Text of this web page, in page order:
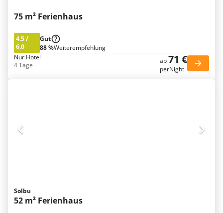
75 m² Ferienhaus
4.5/
6.0
Gut
88 %Weiterempfehlung
Nur Hotel
4 Tage
ab71 €
perNight
Solbu
52 m² Ferienhaus